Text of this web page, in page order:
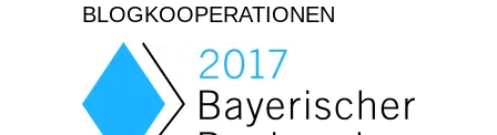
BLOGKOOPERATIONEN